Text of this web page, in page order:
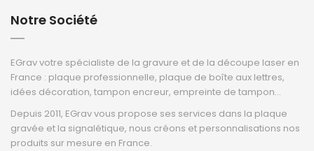
Notre Société
EGrav votre spécialiste de la gravure et de la découpe laser en
France : plaque professionnelle, plaque de boîte aux lettres,
idées décoration, tampon encreur, empreinte de tampon...
Depuis 2011, EGrav vous propose ses services dans la plaque
gravée et la signalétique, nous créons et personnalisations nos
produits sur mesure en France.